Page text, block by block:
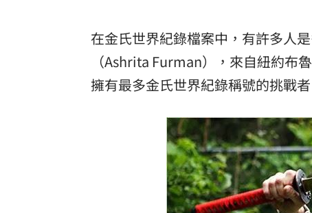
在金氏世界紀錄檔案中，有許多人
（Ashrita Furman），來自紐約布
擁有最多金氏世界紀錄稱號的挑戰者